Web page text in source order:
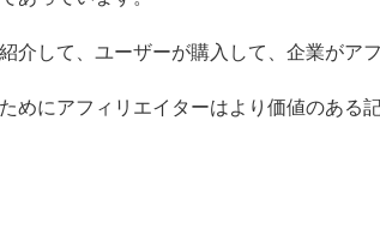
介して、ユーザーが購入して、企業がア
めにアフィリエイターはより価値のある